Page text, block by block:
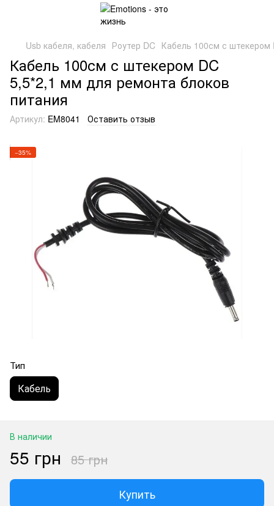
Usb кабеля, кабеля Роутер DC Кабель 100см с штекером
Кабель 100см с штекером DC
5,5*2,1 мм для ремонта блоков
питания
Артикул: EM8041 Оставить отзыв
−35%
Тип
Кабель
В наличии
55 грн 85 грн
Купить